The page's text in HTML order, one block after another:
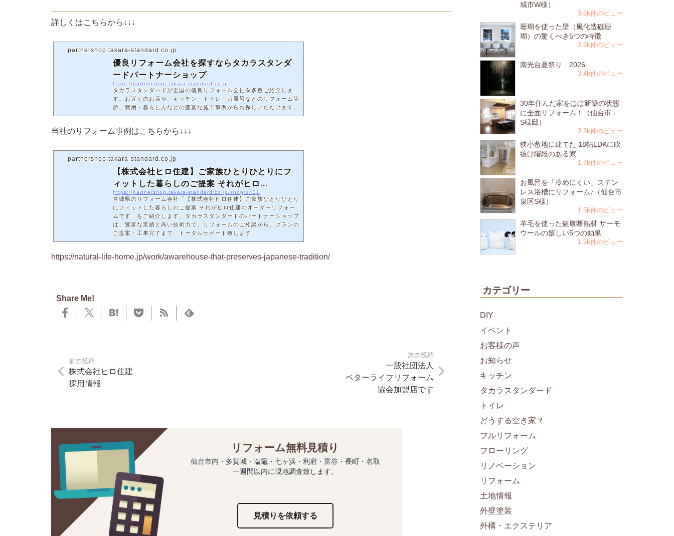
詳しくはこちらから↓↓↓
partnershop.takara-standard.co.jp
優良リフォーム会社を探すならタカラスタンダ
ードパートナーショップ
https://partnershop.takara-standard.co.jp
タカラスタンダードが全国の優良リフォーム会社を多数ご紹介しま
す。お近くのお店や、キッチン・トイレ・お風呂などのリフォーム箇
所、費用・暮らし方などの豊富な施工事例からお探しいただけます。
当社のリフォーム事例はこちらから↓↓↓
partnershop.takara-standard.co.jp
【株式会社ヒロ住建】ご家族ひとりひとりにフ
ィットした暮らしのご提案 それがヒロ...
https://partnershop.takara-standard.co.jp/shop/1431
宮城県のリフォーム会社「【株式会社ヒロ住建】ご家族ひとりひとり
にフィットした暮らしのご提案 それがヒロ住建のオーダーリフォー
ムです」をご紹介します。タカラスタンダードのパートナーショップ
は、豊富な実績と高い技術力で、リフォームのご相談から、プランの
ご提案・工事完了まで、トータルサポート致します。
https://natural-life-home.jp/work/awarehouse-that-preserves-japanese-tradition/
Share Me!
前の投稿
株式会社ヒロ住建
採用情報
次の投稿
一般社団法人
ベターライフリフォーム
協会加盟店です
リフォーム無料見積り
仙台市内・多賀城・塩竈・七ヶ浜・利府・富谷・長町・名取
一週間以内に現地調査致します。
見積りを依頼する
城市W様）
3.6k件のビュー
珊瑚を使った壁（風化造礁珊
瑚）の驚くべき5つの特徴
3.6k件のビュー
南光台夏祭り 2026
3.4k件のビュー
30年住んだ家をほぼ新築の状態
に全面リフォーム！（仙台市：
S様邸）
2.3k件のビュー
狭小敷地に建てた 18帖LDKに吹
抜け階段のある家
1.7k件のビュー
お風呂を「冷めにくい」ステン
レス浴槽にリフォーム♪（仙台市
泉区S様）
1.5k件のビュー
羊毛を使った健康断熱材 サーモ
ウールの嬉しい5つの効果
1.5k件のビュー
カテゴリー
DIY
イベント
お客様の声
お知らせ
キッチン
タカラスタンダード
トイレ
どうする空き家？
フルリフォーム
フローリング
リノベーション
リフォーム
土地情報
外壁塗装
外構・エクステリア